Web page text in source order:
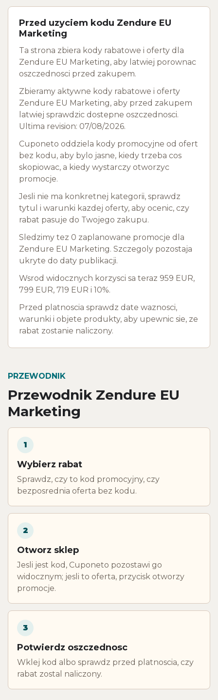
Przed uzyciem kodu Zendure EU
Marketing
Ta strona zbiera kody rabatowe i oferty dla
Zendure EU Marketing, aby latwiej porownac
oszczednosci przed zakupem.
Zbieramy aktywne kody rabatowe i oferty
Zendure EU Marketing, aby przed zakupem
latwiej sprawdzic dostepne oszczednosci.
Ultima revision: 07/08/2026.
Cuponeto oddziela kody promocyjne od ofert
bez kodu, aby bylo jasne, kiedy trzeba cos
skopiowac, a kiedy wystarczy otworzyc
promocje.
Jesli nie ma konkretnej kategorii, sprawdz
tytul i warunki kazdej oferty, aby ocenic, czy
rabat pasuje do Twojego zakupu.
Sledzimy tez 0 zaplanowane promocje dla
Zendure EU Marketing. Szczegoly pozostaja
ukryte do daty publikacji.
Wsrod widocznych korzysci sa teraz 959 EUR,
799 EUR, 719 EUR i 10%.
Przed platnoscia sprawdz date waznosci,
warunki i objete produkty, aby upewnic sie, ze
rabat zostanie naliczony.
PRZEWODNIK
Przewodnik Zendure EU
Marketing
1
Wybierz rabat
Sprawdz, czy to kod promocyjny, czy
bezposrednia oferta bez kodu.
2
Otworz sklep
Jesli jest kod, Cuponeto pozostawi go
widocznym; jesli to oferta, przycisk otworzy
promocje.
3
Potwierdz oszczednosc
Wklej kod albo sprawdz przed platnoscia, czy
rabat zostal naliczony.